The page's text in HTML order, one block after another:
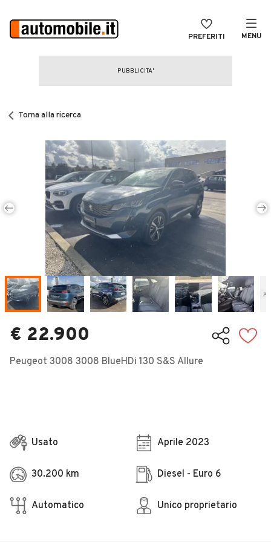
PREFERITI MENU
CERCA
Auto Nuove
Noleggio a lungo termine
Auto d'epoca
Moto
Camper
Veicoli Commerciali
Concessionari
Torna alla ricerca
€ 22.900
Peugeot 3008 3008 BlueHDi 130 S&S Allure
Usato Aprile 2023
30.200 km Diesel - Euro 6
Automatico Unico proprietario